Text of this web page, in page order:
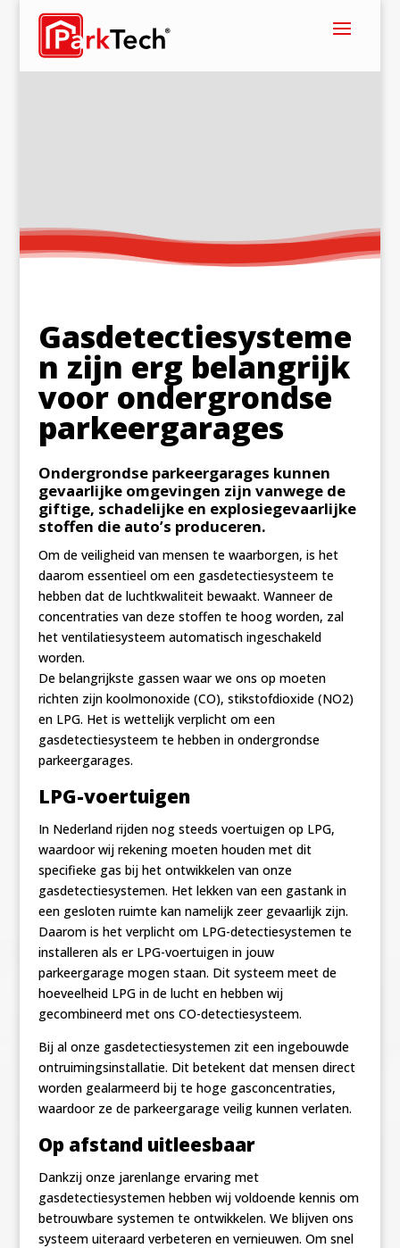
Gasdetectiesysteme
n zijn erg belangrijk
voor ondergrondse
parkeergarages
Ondergrondse parkeergarages kunnen
gevaarlijke omgevingen zijn vanwege de
giftige, schadelijke en explosiegevaarlijke
stoffen die auto’s produceren.
Om de veiligheid van mensen te waarborgen, is het
daarom essentieel om een gasdetectiesysteem te
hebben dat de luchtkwaliteit bewaakt. Wanneer de
concentraties van deze stoffen te hoog worden, zal
het ventilatiesysteem automatisch ingeschakeld
worden.
De belangrijkste gassen waar we ons op moeten
richten zijn koolmonoxide (CO), stikstofdioxide (NO2)
en LPG. Het is wettelijk verplicht om een
gasdetectiesysteem te hebben in ondergrondse
parkeergarages.
LPG-voertuigen
In Nederland rijden nog steeds voertuigen op LPG,
waardoor wij rekening moeten houden met dit
specifieke gas bij het ontwikkelen van onze
gasdetectiesystemen. Het lekken van een gastank in
een gesloten ruimte kan namelijk zeer gevaarlijk zijn.
Daarom is het verplicht om LPG-detectiesystemen te
installeren als er LPG-voertuigen in jouw
parkeergarage mogen staan. Dit systeem meet de
hoeveelheid LPG in de lucht en hebben wij
gecombineerd met ons CO-detectiesysteem.
Bij al onze gasdetectiesystemen zit een ingebouwde
ontruimingsinstallatie. Dit betekent dat mensen direct
worden gealarmeerd bij te hoge gasconcentraties,
waardoor ze de parkeergarage veilig kunnen verlaten.
Op afstand uitleesbaar
Dankzij onze jarenlange ervaring met
gasdetectiesystemen hebben wij voldoende kennis om
betrouwbare systemen te ontwikkelen. We blijven ons
systeem uiteraard verbeteren en vernieuwen. Om snel